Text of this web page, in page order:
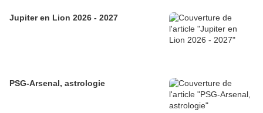
Jupiter en Lion 2026 - 2027
PSG-Arsenal, astrologie